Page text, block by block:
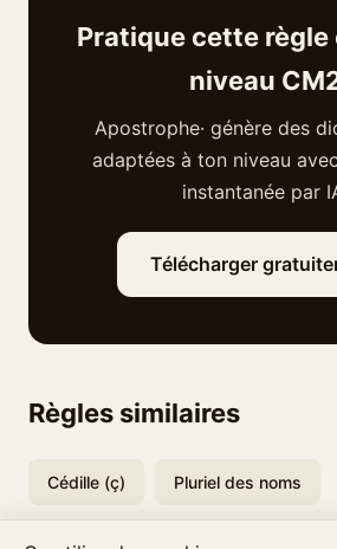
Pratique cette règle
niveau
Apostrophe· génère des
adaptées à ton niveau
instantanée par
Télécharger
Règles similaires
Cédille (ç) Pluriel des noms